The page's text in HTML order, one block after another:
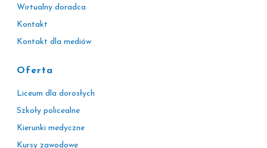
Wirtualny doradca
Kontakt
Kontakt dla mediów
Oferta
Liceum dla dorosłych
Szkoły policealne
Kierunki medyczne
Kursy zawodowe